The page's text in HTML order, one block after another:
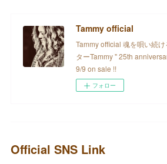
Tammy official
Tammy official 魂を唄い続
ターTammy " 25th
9/9 on sale !!
フォロー
Official SNS Link